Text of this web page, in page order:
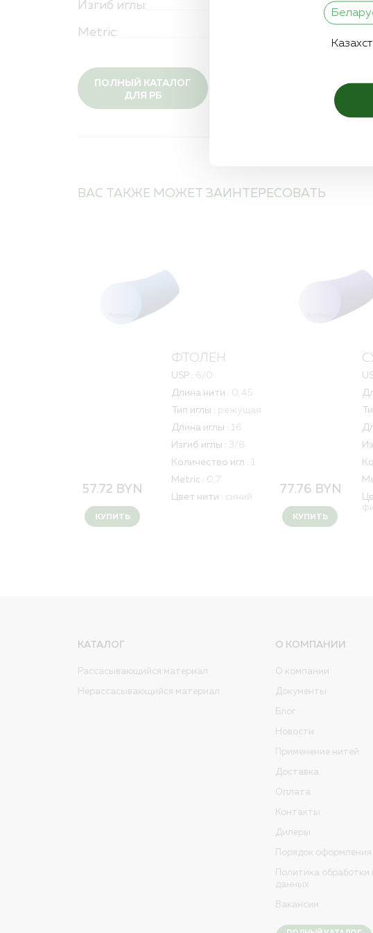
Изгиб иглы:
Metric:
ПОЛНЫЙ КАТАЛОГ
ДЛЯ РБ
ВАС ТАКЖЕ МОЖЕТ ЗАИНТЕРЕСОВАТЬ
ФТОЛЕН
USP : 6/0
Длина нити : 0,45
Тип иглы : режущая
Длина иглы : 16
Изгиб иглы : 3/8
Количество игл : 1
Metric : 0,7
Цвет нити : синий
57.72 BYN
КУПИТЬ
77.76 BYN
КУПИТЬ
КАТАЛОГ
Рассасывающийся материал
Нерассасывающийся материал
О КОМПАНИИ
О компании
Документы
Блог
Новости
Применение нитей
Доставка
Оплата
Контакты
Дилеры
Порядок оформления
Политика
данных
Вакансии